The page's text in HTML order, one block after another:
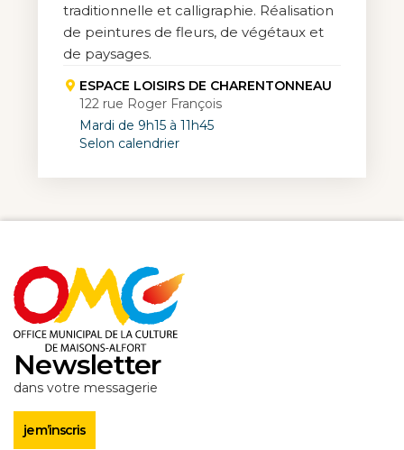
traditionnelle et calligraphie. Réalisation
de peintures de fleurs, de végétaux et
de paysages.
ESPACE LOISIRS DE CHARENTONNEAU
122 rue Roger François
Mardi de 9h15 à 11h45
Selon calendrier
Newsletter
dans votre messagerie
je m’inscris